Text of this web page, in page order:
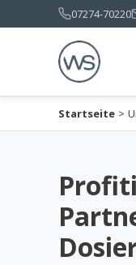
07274-70220
Startseite >